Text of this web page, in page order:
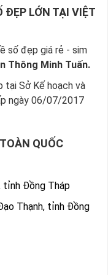
078, mang đến sim
luôn ăn nên làm
chuyên gia nghiên
tài sẽ mang đến
chủ sở hữu sẽ nhận
vận mệnh đi lên,
kiệm tối đa chi phí
sách hấp dẫn
vời khi bạn sở
Tiền Giang.
Sim Số Đẹp
Cấp Sim Số
ĐẸP LỚN TẠI VIỆT
số đẹp giá rẻ - sim
Thông Minh Tuấn.
tại Sở Kế hoạch và
ngày 06/07/2017
QUỐC
tỉnh Đồng Tháp
Thạnh, tỉnh Đồng